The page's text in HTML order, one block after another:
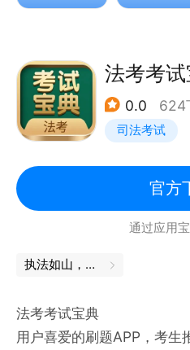
法考考
0.0 624
司法考试
官方
通过应用
执法如山，舍我其谁
法考考试宝典
用户喜爱的刷题APP，考生